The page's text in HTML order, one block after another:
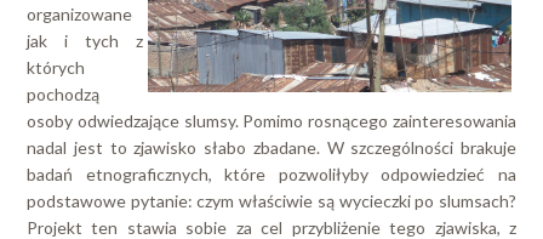
organizowane
jak i tych z
których
pochodzą
osoby odwiedzające slumsy. Pomimo rosnącego zainteresowania
nadal jest to zjawisko słabo zbadane. W szczególności brakuje
badań etnograficznych, które pozwoliłyby odpowiedzieć na
podstawowe pytanie: czym właściwie są wycieczki po slumsach?
Projekt ten stawia sobie za cel przybliżenie tego zjawiska, z